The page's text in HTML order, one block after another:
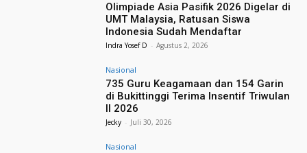
Olimpiade Asia Pasifik 2026 Digelar di
UMT Malaysia, Ratusan Siswa
Indonesia Sudah Mendaftar
Indra Yosef D - Agustus 2, 2026
Nasional
735 Guru Keagamaan dan 154 Garin
di Bukittinggi Terima Insentif Triwulan
II 2026
Jecky - Juli 30, 2026
Nasional